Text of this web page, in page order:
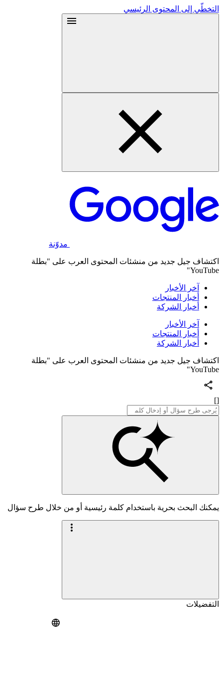
التخطّي إلى المحتوى الرئيسي
مدوّنة
اكتشاف جيل جديد من منشئات المحتوى العرب على "بطلة
YouTube"
آخر الأخبار
أخبار المنتجات
أخبار الشركة
آخر الأخبار
أخبار المنتجات
أخبار الشركة
اكتشاف جيل جديد من منشئات المحتوى العرب على "بطلة
YouTube"
[]
يمكنك البحث بحرية باستخدام كلمة رئيسية أو من خلال طرح سؤال
التفضيلات